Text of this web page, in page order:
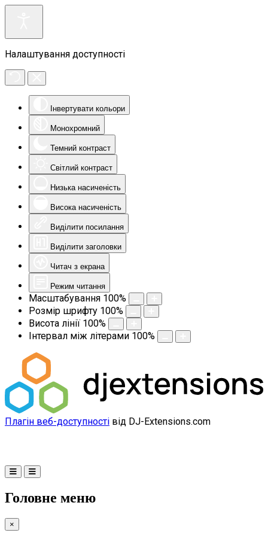
Налаштування доступності
Інвертувати кольори
Монохромний
Темний контраст
Світлий контраст
Низька насиченість
Висока насиченість
Виділити посилання
Виділити заголовки
Читач з екрана
Режим читання
Масштабування 100%
Розмір шрифту 100%
Висота лінії 100%
Інтервал між літерами 100%
Плагін веб-доступності від DJ-Extensions.com
Головне меню
×